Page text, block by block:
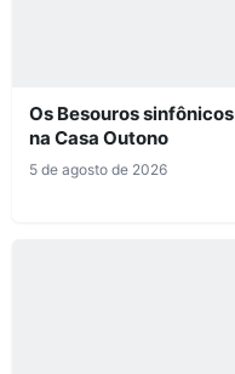
Os Besouros sinfônicos
na Casa Outono
5 de agosto de 2026